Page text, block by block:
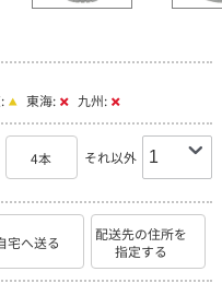
東海: 九州:
4本 それ以外
宅へ送る
配送先の住所を
指定する